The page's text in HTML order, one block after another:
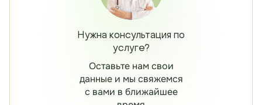
Нужна консультация по
услуге?
Оставьте нам свои
данные и мы свяжемся
с вами в ближайшее